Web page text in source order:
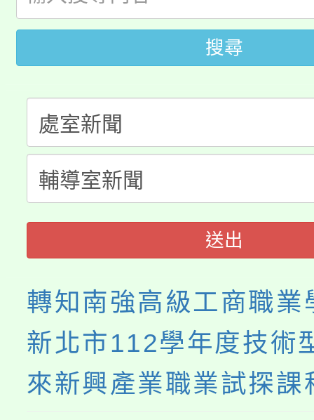
代理(課)教師甄選結果(
轉知中國文化大學推廣
《TA101》溝通分析基
程，歡迎學生輔導中心
心理、諮商輔導、社會
系所師生報名參加。
轉知苗栗縣政府辦理
縣市「校園短影音徵選
門員」簡章及活動海報
踴躍報名參加。
要點
「桃園市補助參觀特色
展演活動實施計畫」
115年度「教育部表揚
義教育推展貢獻獎」
搜尋
送出
轉知南強高級工商職業
新北市112學年度技術
來新興產業職業試探課